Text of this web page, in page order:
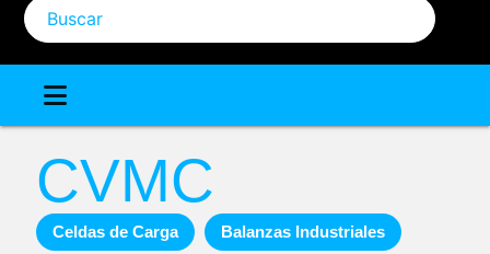
CVMC
Celdas de Carga Balanzas Industriales